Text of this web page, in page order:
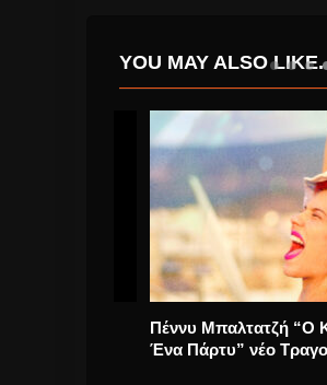
YOU MAY ALSO
Πέννυ Μπαλτατζή “Ο
Ένα Πάρτυ” νέο Τραγούδι